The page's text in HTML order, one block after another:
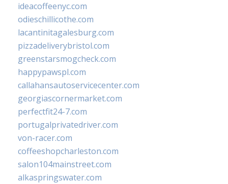
ideacoffeenyc.com
odieschillicothe.com
lacantinitagalesburg.com
pizzadeliverybristol.com
greenstarsmogcheck.com
happypawspl.com
callahansautoservicecenter.com
georgiascornermarket.com
perfectfit24-7.com
portugalprivatedriver.com
von-racer.com
coffeeshopcharleston.com
salon104mainstreet.com
alkaspringswater.com